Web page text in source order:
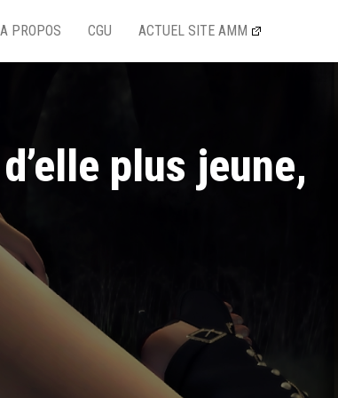
A PROPOS CGU ACTUEL SITE AMM
plus jeune,